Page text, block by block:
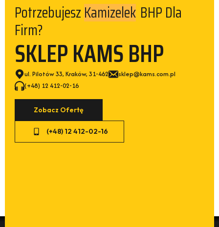
PotrzebujeszKamizelek BHP Dla
Firm?
SKLEP KAMS BHP
ul. Pilotów 33, Kraków, 31-462
sklep@kams.com.pl
(+48) 12 412-02-16
Zobacz Ofertę
(+48) 12 412-02-16